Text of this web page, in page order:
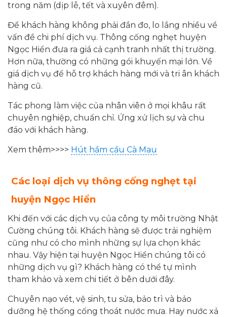
trong năm (dịp lễ, tết và xuyên đêm).
Để khách hàng không phải đắn đo, lo lắng nhiều về
vấn đề chi phí dịch vụ. Thông cống nghẹt huyện
Ngọc Hiển đưa ra giá cả cạnh tranh nhất thị trường.
Hơn nữa, thường có những gói khuyến mại lớn. Về
giá dịch vụ để hỗ trợ khách hàng mới và tri ân khách
hàng cũ.
Tác phong làm việc của nhân viên ở mọi khâu rất
chuyên nghiệp, chuẩn chỉ. Ứng xử lịch sự và chu
đáo với khách hàng.
Xem thêm>>>> Hút hầm cầu Cà Mau
Các loại dịch vụ thông cống nghẹt tại
huyện Ngọc Hiển
Khi đến với các dịch vụ của công ty môi trường Nhật
Cường chúng tôi. Khách hàng sẽ được trải nghiệm
cũng như có cho mình những sự lựa chọn khác
nhau. Vậy hiện tại huyện Ngọc Hiển chúng tôi có
những dịch vụ gì? Khách hàng có thể tự mình
tham khảo và xem chi tiết ở bên dưới đây.
Chuyên nạo vét, vệ sinh, tu sửa, bảo trì và bảo
dưỡng hệ thống cống thoát nước mưa. Hay nước xả